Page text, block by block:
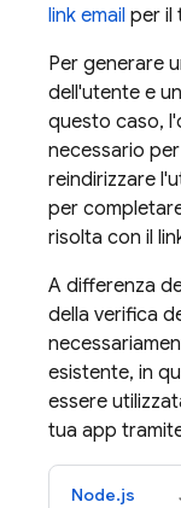
link email per il
Per generare
dell'utente e
questo caso,
necessario
reindirizzare
per
risolta con il
A differenza
della verifica
esistente, in
essere
tua app
Node.js